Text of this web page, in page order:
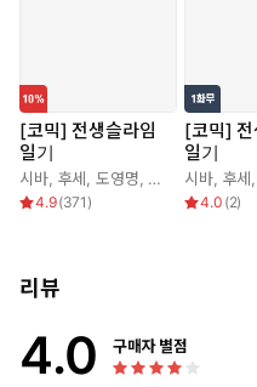
[코믹] 전생슬라임
일기
시바, 후세 도영명 밋츠바
4.9(371 )
[코믹] 전
일기
시바, 후세
4.0 (2)
리뷰
4.0 구매자 별점